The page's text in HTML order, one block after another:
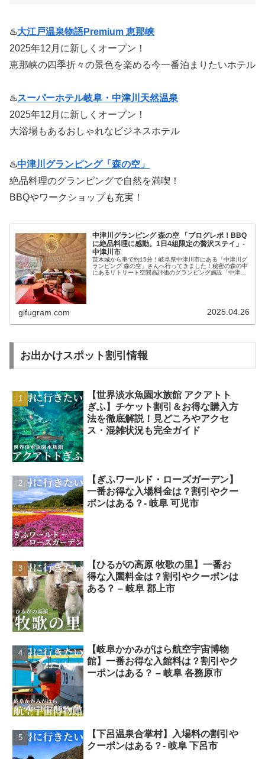
♨️大江戸温泉物語Premium 恵那峡
2025年12月に新しくオープン！
恵那峡の四季折々の景色を楽める今一番泊まりたいホテル
♨️スーパーホテル岐阜・中津川天然温泉
2025年12月に新しくオープン！
大浴場もあるおしゃれなビジネスホテル
♨️中津川グランピング「森の空」
絶品料理のグランピングで自然を満喫！
BBQやワークショップも充実！
中津川グランピング 森の空 「ブログレポ！BBQ
に絶品料理に感動。1日4組限定の贅沢ステイ」-
中津川市
苗木城から車で約15分！岐阜県中津川市にある「中津川グ
ランピング 森の空」さんへ行ってきました！秘密の森の中
にあるリトリート空間高評価のグランピング施設「中津川
gifugram.com 2025.04.26
お出かけスポット割引情報
【世界淡水魚園水族館 アクアトト
ぎふ】チケット割引＆お得な購入方
法を徹底解説！見どころやアクセ
ス・混雑状況も完全ガイド
【ぎふワールド・ローズガーデン】
一番お得な入場料金は？割引やクー
ポンはある？- 岐阜 可児市
【ひるがの高原 牧歌の里】一番お
得な入園料金は？割引やクーポンは
ある？ – 岐阜 郡上市
【岐阜かかみがはら航空宇宙博物
館】一番お得な入館料は？割引やク
ーポンはある？ – 岐阜 各務原市
【下呂温泉合掌村】入場料の割引や
クーポンはある？- 岐阜 下呂市